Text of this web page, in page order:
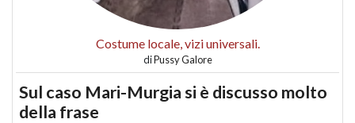
Costume locale, vizi universali.
diPussy Galore
Sul caso Mari-Murgia si è discusso molto
della frase